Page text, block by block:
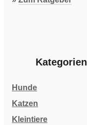
Kategorien
Hunde
Katzen
Kleintiere